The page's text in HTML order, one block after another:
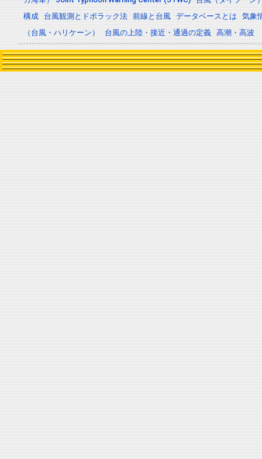
構成
台風観測とドボラック法 前線と台風 データベースとは
気象
（台風・ハリケーン）
台風の上陸・接近・通過の定義 高潮・高波